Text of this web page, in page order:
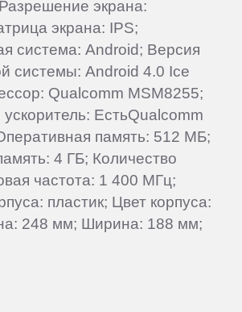
экрана:
экрана: IPS;
система: Android; Версия
системы: Android 4.0 Ice
Qualcomm MSM8255;
ЕстьQualcomm
память: 512 МБ;
4 ГБ; Количество
частота: 1 400 МГц;
пластик; Цвет корпуса:
248 мм; Ширина: 188 мм;